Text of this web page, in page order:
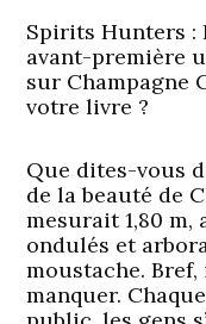
Spirits Hunters :
avant-première
sur Champagne
votre livre ?
Que dites-vous
de la beauté de
mesurait 1,80 m,
ondulés et
moustache.
manquer.